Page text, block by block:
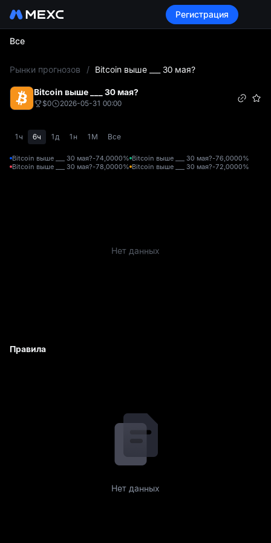
Регистрация
Все
Рынки прогнозов / Bitcoin выше ___ 30 мая?
Bitcoin выше ___ 30 мая?
$0 2026-05-31 00:00
1ч 6ч 1д 1н 1М Все
Bitcoin выше ___ 30 мая?-74,0000% Bitcoin выше ___ 30 мая?-76,0000%
Bitcoin выше ___ 30 мая?-78,0000% Bitcoin выше ___ 30 мая?-72,0000%
Нет данных
Правила
Нет данных